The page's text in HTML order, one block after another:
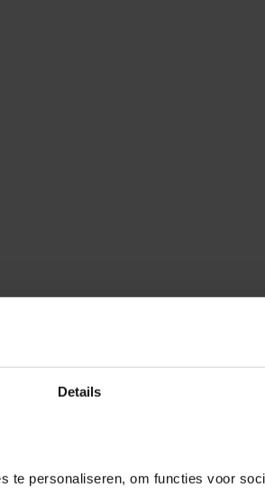
Details
te personaliseren, om functies voor